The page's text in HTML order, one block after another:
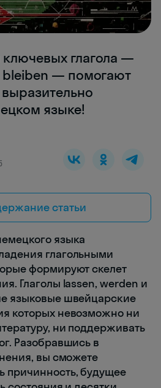
ключевых глагола —
bleiben — помогают
языке!
статьи
языка
глагольными
формируют скелет
Глаголы lassen, werden и
языковые швейцарские
которых невозможно ни
ни поддерживать
Разобравшись в
вы сможете
причинность, будущее